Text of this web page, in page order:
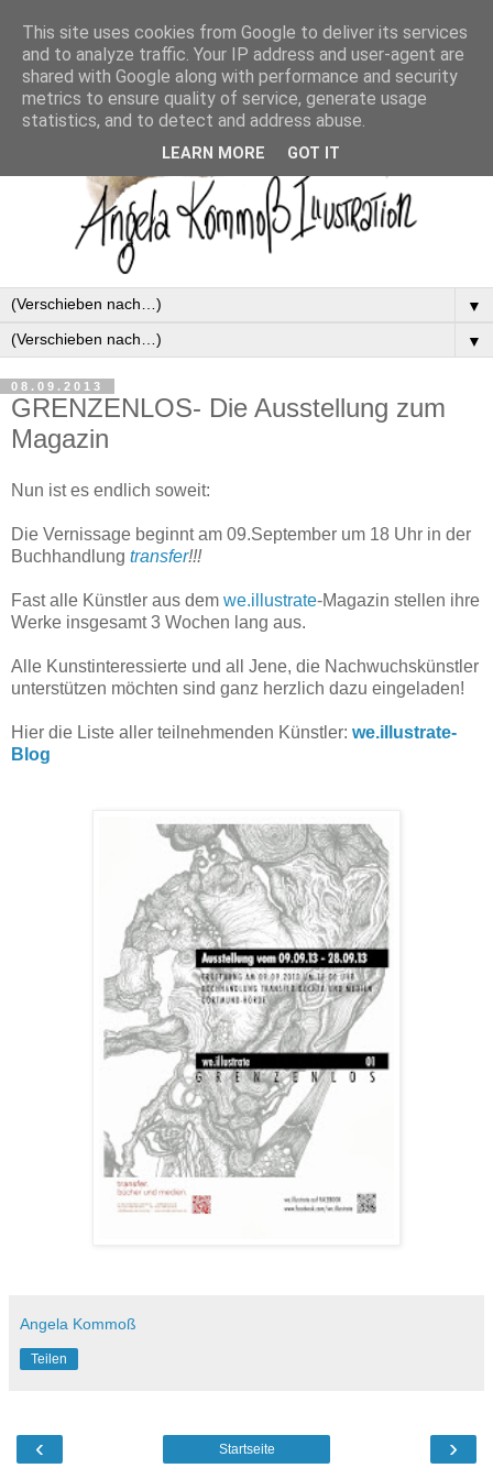
▼
▼
08.09.2013
GRENZENLOS- Die Ausstellung zum
Magazin
Nun ist es endlich soweit:
Die Vernissage beginnt am 09.September um 18 Uhr in der
Buchhandlung transfer!!!
Fast alle Künstler aus dem we.illustrate-Magazin stellen ihre
Werke insgesamt 3 Wochen lang aus.
Alle Kunstinteressierte und all Jene, die Nachwuchskünstler
unterstützen möchten sind ganz herzlich dazu eingeladen!
Hier die Liste aller teilnehmenden Künstler: we.illustrate-
Blog
Angela Kommoß
Teilen
‹ ›
Startseite
This site uses cookies from Google to deliver its services
and to analyze traffic. Your IP address and user-agent are
shared with Google along with performance and security
metrics to ensure quality of service, generate usage
statistics, and to detect and address abuse.
LEARN MORE GOT IT